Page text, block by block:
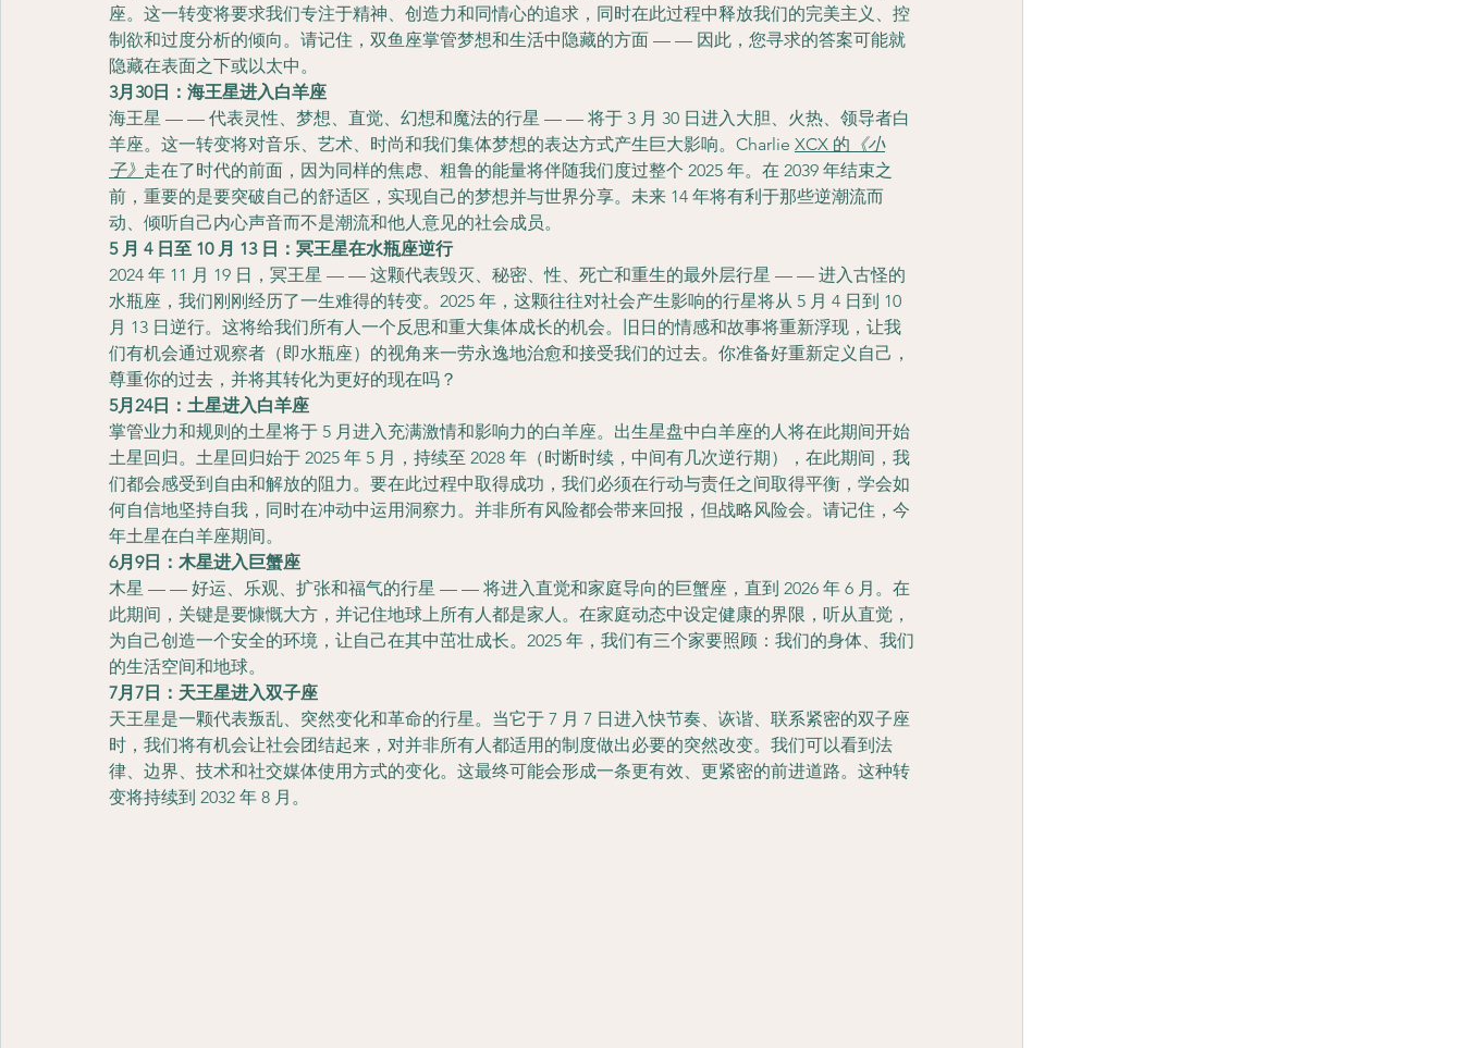
座。这一转变将要求我们专注于精神、创造力和同情心的追求，同时在此过程中释放我们的完美主义、控
制欲和过度分析的倾向。请记住，双鱼座掌管梦想和生活中隐藏的方面 — — 因此，您寻求的答案可能就
隐藏在表面之下或以太中。
3月30日：海王星进入白羊座
海王星 — — 代表灵性、梦想、直觉、幻想和魔法的行星 — — 将于 3 月 30 日进入大胆、火热、领导者白
羊座。这一转变将对音乐、艺术、时尚和我们集体梦想的表达方式产生巨大影响。Charlie XCX 的 《小
子》 走在了时代的前面，因为同样的焦虑、粗鲁的能量将伴随我们度过整个 2025 年。在 2039 年结束之
前，重要的是要突破自己的舒适区，实现自己的梦想并与世界分享。未来 14 年将有利于那些逆潮流而
动、倾听自己内心声音而不是潮流和他人意见的社会成员。
5 月 4 日至 10 月 13 日：冥王星在水瓶座逆行
2024 年 11 月 19 日，冥王星 — — 这颗代表毁灭、秘密、性、死亡和重生的最外层行星 — — 进入古怪的
水瓶座，我们刚刚经历了一生难得的转变。2025 年，这颗往往对社会产生影响的行星将从 5 月 4 日到 10
月 13 日逆行。这将给我们所有人一个反思和重大集体成长的机会。旧日的情感和故事将重新浮现，让我
们有机会通过观察者（即水瓶座）的视角来一劳永逸地治愈和接受我们的过去。你准备好重新定义自己，
尊重你的过去，并将其转化为更好的现在吗？
5月24日：土星进入白羊座
掌管业力和规则的土星将于 5 月进入充满激情和影响力的白羊座。出生星盘中白羊座的人将在此期间开始
土星回归。土星回归始于 2025 年 5 月，持续至 2028 年（时断时续，中间有几次逆行期），在此期间，我
们都会感受到自由和解放的阻力。要在此过程中取得成功，我们必须在行动与责任之间取得平衡，学会如
何自信地坚持自我，同时在冲动中运用洞察力。并非所有风险都会带来回报，但战略风险会。请记住，今
年土星在白羊座期间。
6月9日：木星进入巨蟹座
木星 — — 好运、乐观、扩张和福气的行星 — — 将进入直觉和家庭导向的巨蟹座，直到 2026 年 6 月。在
此期间，关键是要慷慨大方，并记住地球上所有人都是家人。在家庭动态中设定健康的界限，听从直觉，
为自己创造一个安全的环境，让自己在其中茁壮成长。2025 年，我们有三个家要照顾：我们的身体、我们
的生活空间和地球。
7月7日：天王星进入双子座
天王星是一颗代表叛乱、突然变化和革命的行星。当它于 7 月 7 日进入快节奏、诙谐、联系紧密的双子座
时，我们将有机会让社会团结起来，对并非所有人都适用的制度做出必要的突然改变。我们可以看到法
律、边界、技术和社交媒体使用方式的变化。这最终可能会形成一条更有效、更紧密的前进道路。这种转
变将持续到 2032 年 8 月。